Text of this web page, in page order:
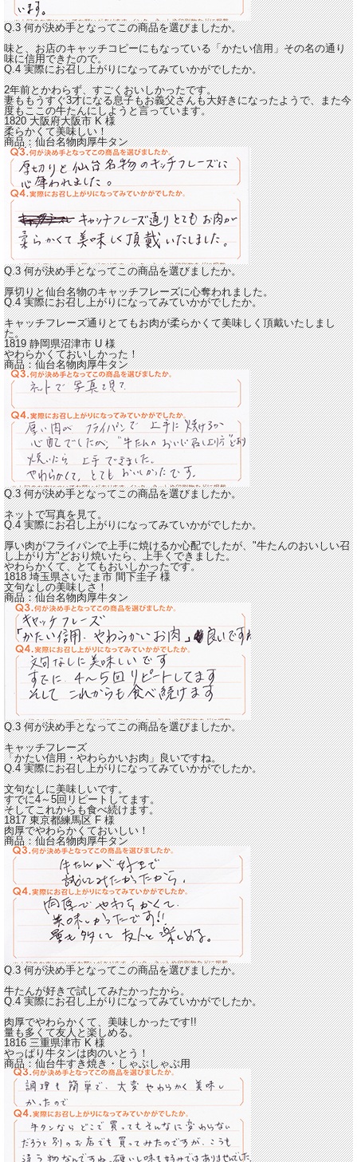
Q.3 何が決め手となってこの商品を選びましたか。
味と、お店のキャッチコピーにもなっている「かたい信用」その名の通り
味に信用できたので。
Q.4 実際にお召し上がりになってみていかがでしたか。
2年前とかわらず、すごくおいしかったです。
妻ももうすぐ3才になる息子もお義父さんも大好きになったようで、また今
度もここの牛たんにしようと言っています。
1820 大阪府大阪市K様
柔らかくて美味しい！
商品：仙台名物肉厚牛タン
Q.3 何が決め手となってこの商品を選びましたか。
厚切りと仙台名物のキャッチフレーズに心奪われました。
Q.4 実際にお召し上がりになってみていかがでしたか。
キャッチフレーズ通りとてもお肉が柔らかくて美味しく頂戴いたしまし
た。
1819 静岡県沼津市U様
やわらかくておいしかった！
商品：仙台名物肉厚牛タン
Q.3 何が決め手となってこの商品を選びましたか。
ネットで写真を見て。
Q.4 実際にお召し上がりになってみていかがでしたか。
厚い肉がフライパンで上手に焼けるか心配でしたが、"牛たんのおいしい召
し上がり方"どおり焼いたら、上手くできました。
やわらかくて、とてもおいしかったです。
1818 埼玉県さいたま市間下圭子様
文句なしの美味しさ！
商品：仙台名物肉厚牛タン
Q.3 何が決め手となってこの商品を選びましたか。
キャッチフレーズ
「かたい信用・やわらかいお肉」良いですね。
Q.4 実際にお召し上がりになってみていかがでしたか。
文句なしに美味しいです。
すでに4～5回リピートしてます。
そしてこれからも食べ続けます。
1817 東京都練馬区F様
肉厚でやわらかくておいしい！
商品：仙台名物肉厚牛タン
Q.3 何が決め手となってこの商品を選びましたか。
牛たんが好きで試してみたかったから。
Q.4 実際にお召し上がりになってみていかがでしたか。
肉厚でやわらかくて、美味しかったです!!
量も多くて友人と楽しめる。
1816 三重県津市K様
やっぱり牛タンは肉のいとう！
商品：仙台牛すき焼き・しゃぶしゃぶ用